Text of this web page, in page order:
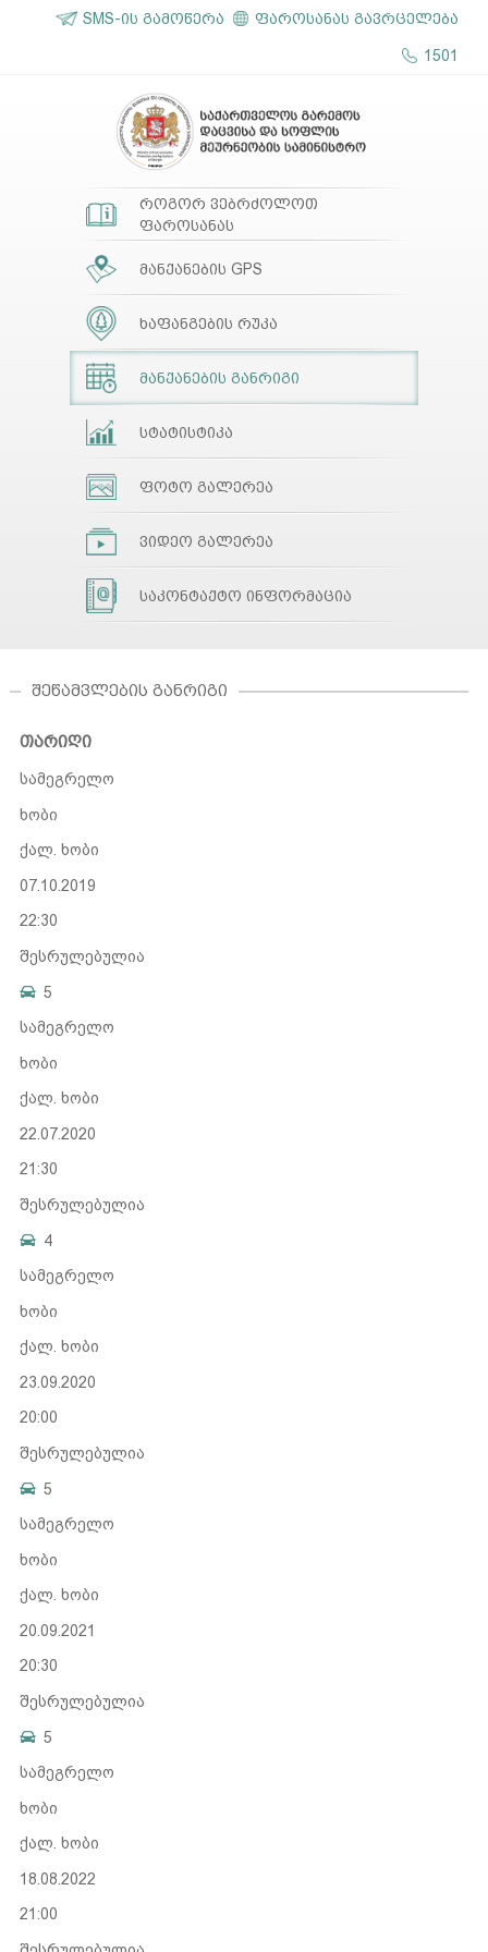
ფაროსანას გავრცელება
SMS-ის გამოწერა
1501
როგორ ვებრძოლოთ
ფაროსანას
მანქანების GPS
ხაფანგების რუკა
მანქანების განრიგი
სტატისტიკა
ფოტო გალერეა
ვიდეო გალერეა
საკონტაქტო ინფორმაცია
ᲨᲔᲬᲐᲛᲕᲚᲔᲑᲘᲡ ᲒᲐᲜᲠᲘᲒᲘ
თარიღი
სამეგრელო
ხობი
ქალ. ხობი
07.10.2019
22:30
შესრულებულია
5
სამეგრელო
ხობი
ქალ. ხობი
22.07.2020
21:30
შესრულებულია
4
სამეგრელო
ხობი
ქალ. ხობი
23.09.2020
20:00
შესრულებულია
5
სამეგრელო
ხობი
ქალ. ხობი
20.09.2021
20:30
შესრულებულია
5
სამეგრელო
ხობი
ქალ. ხობი
18.08.2022
21:00